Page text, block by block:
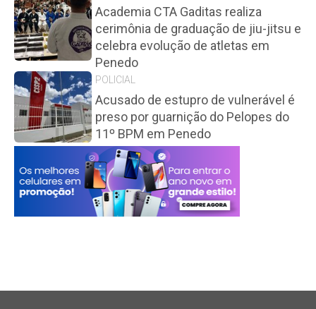
Academia CTA Gaditas realiza
cerimônia de graduação de jiu-jitsu e
celebra evolução de atletas em
Penedo
POLICIAL
Acusado de estupro de vulnerável é
preso por guarnição do Pelopes do
11º BPM em Penedo